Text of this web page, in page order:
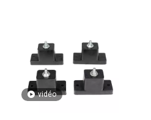
vidéo